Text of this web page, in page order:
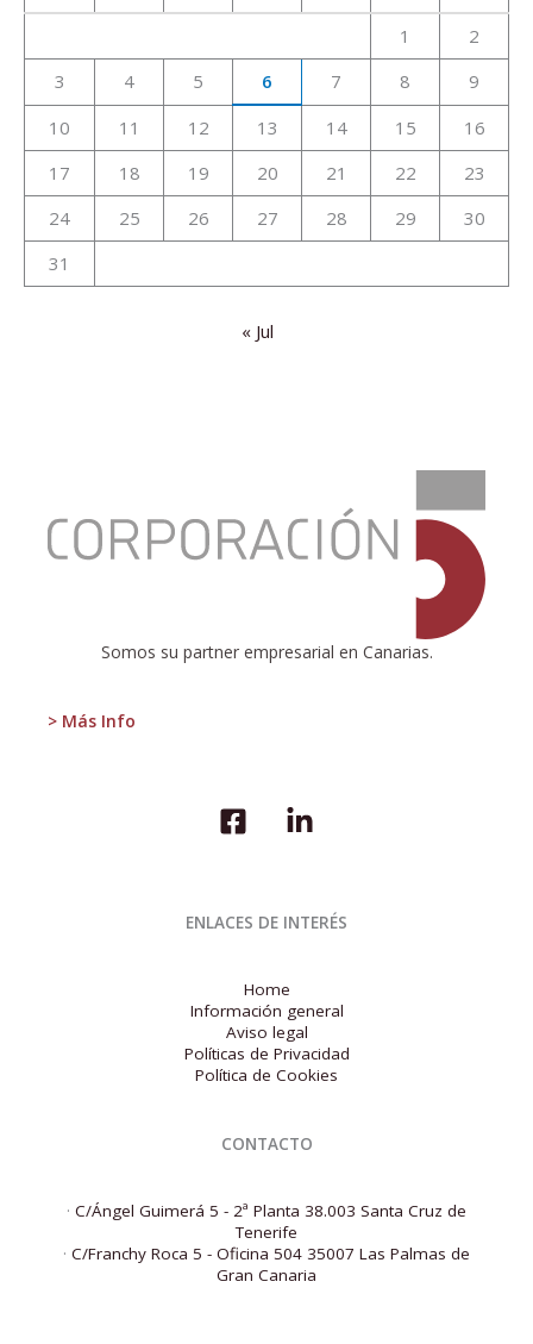
1
2
3
4 5 6 7 8
9
10
11 12 13 14 15
16
17
18 19 20 21 22
23
24
25 26 27 28 29
30
31
« Jul
Somos su partner empresarial en Canarias.
> Más Info
qué
fracasan
ENLACES DE INTERÉS
Home
Información general
Aviso legal
Políticas de Privacidad
Política de Cookies
CONTACTO
· C/Ángel Guimerá 5 - 2ª Planta 38.003 Santa Cruz de
Tenerife
· C/Franchy Roca 5 - Oficina 504 35007 Las Palmas de
Gran Canaria